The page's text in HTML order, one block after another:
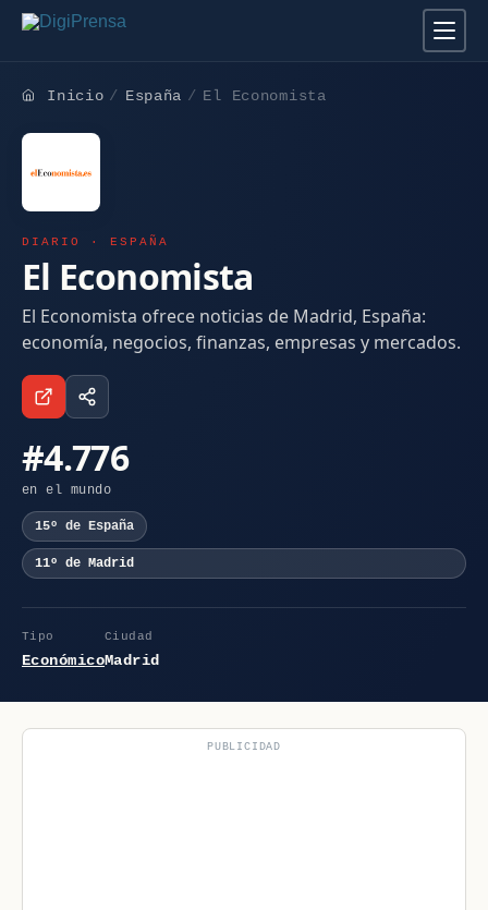
Inicio España El Economista
DIARIO · ESPAÑA
El Economista
El Economista ofrece noticias de Madrid, España:
economía, negocios, finanzas, empresas y mercados.
#4.776
en el mundo
15º de España
11º de Madrid
Tipo
Económico
Ciudad
Madrid
PUBLICIDAD